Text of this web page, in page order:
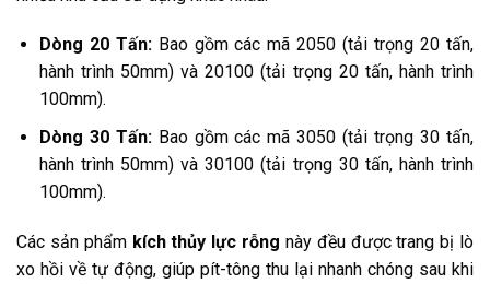
Dòng 20 Tấn:Bao gồm các mã 2050 (tải trọng 20 tấn,
hành trình 50mm) và 20100 (tải trọng 20 tấn, hành trình
100mm).
Dòng 30 Tấn:Bao gồm các mã 3050 (tải trọng 30 tấn,
hành trình 50mm) và 30100 (tải trọng 30 tấn, hành trình
100mm).
Các sản phẩm kích thủy lực rỗng này đều được trang bị lò
xo hồi về tự động, giúp pít-tông thu lại nhanh chóng sau khi